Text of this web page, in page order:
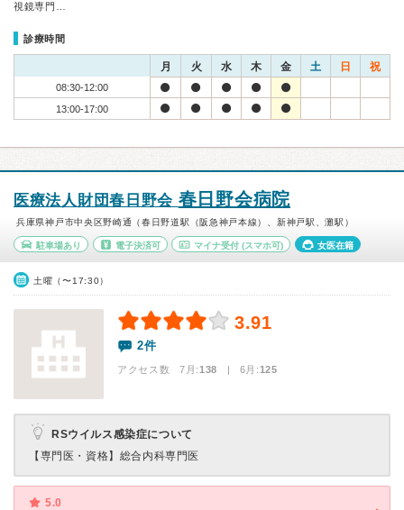
視鏡専門…
診療時間
月 火 水 木 金 土 日 祝
08:30-12:00
13:00-17:00
医療法人財団春日野会 春日野会病院
兵庫県神戸市中央区野崎通（春日野道駅（阪急神戸本線）、新神戸駅、灘駅）
駐車場あり 電子決済可 マイナ受付 (スマホ可) 女医在籍
土曜（〜17:30）
3.91
2件
アクセス数 7月:138 | 6月:125
RSウイルス感染症について
【専門医・資格】 総合内科専門医
5.0